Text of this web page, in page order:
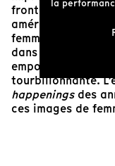
frontales. Barbara
américaine et
femmes nues. En
dans l'intimité
emportent dans
tourbillonnante.
happeningsdes
ces images de
la